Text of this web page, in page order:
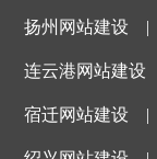
扬州网站建设
连云港网站建设
宿迁网站建设